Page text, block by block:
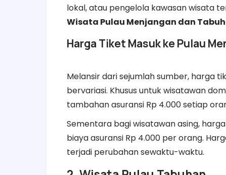
lokal, atau pengelola kawasan wisata
Wisata Pulau Menjangan dan
Harga Tiket Masuk ke Pulau
Melansir dari sejumlah sumber, harga
bervariasi. Khusus untuk wisatawan
tambahan asuransi Rp 4.000 setiap
Sementara bagi wisatawan asing,
biaya asuransi Rp 4.000 per orang.
terjadi perubahan sewaktu-waktu.